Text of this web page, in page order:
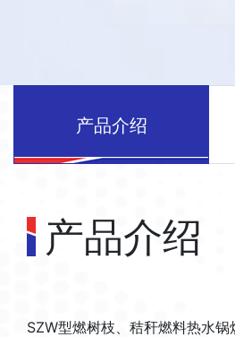
产品介绍
产品介绍
SZW型燃树枝、秸秆燃料热水